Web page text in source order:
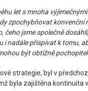
let s mnoha
zpochybňovat konvenční
čeho jsme společně
i nadále přispívat k tomu,
být obtížně
strategie, byl v
byla zajištěna kontinuita